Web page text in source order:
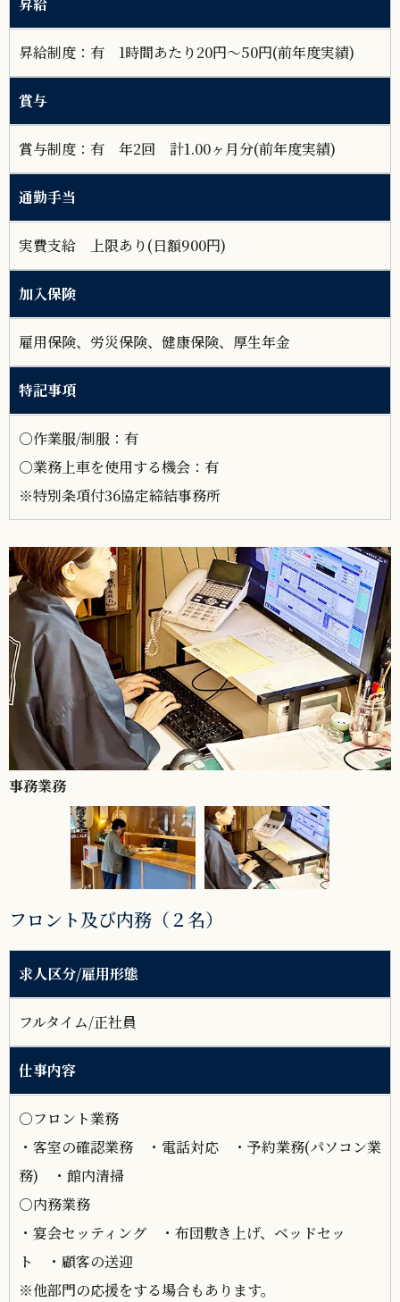
昇給制度：有 1時間あたり20円～50円(前年度実績)
賞与
賞与制度：有 年2回 計1.00ヶ月分(前年度実績)
通勤手当
実費支給 上限あり(日額900円)
加入保険
雇用保険、労災保険、健康保険、厚生年金
特記事項
○作業服/制服：有
○業務上車を使用する機会：有
※特別条項付36協定締結事務所
フロント接客
フロント及び内務（２名）
求人区分/雇用形態
フルタイム/正社員
仕事内容
○フロント業務
・客室の確認業務 ・電話対応 ・予約業務(パソコン業
務) ・館内清掃
○内務業務
・宴会セッティング ・布団敷き上げ、ベッドセッ
ト ・顧客の送迎
※他部門の応援をする場合もあります。